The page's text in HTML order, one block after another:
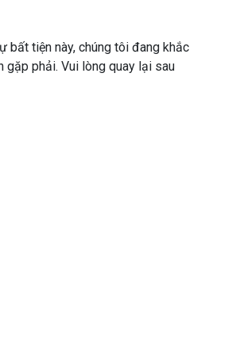
bất tiện này, chúng tôi đang khắc
gặp phải. Vui lòng quay lại sau